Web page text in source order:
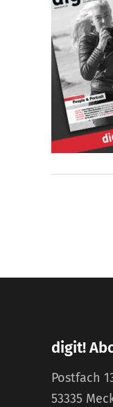
digit!
Postfach
53335